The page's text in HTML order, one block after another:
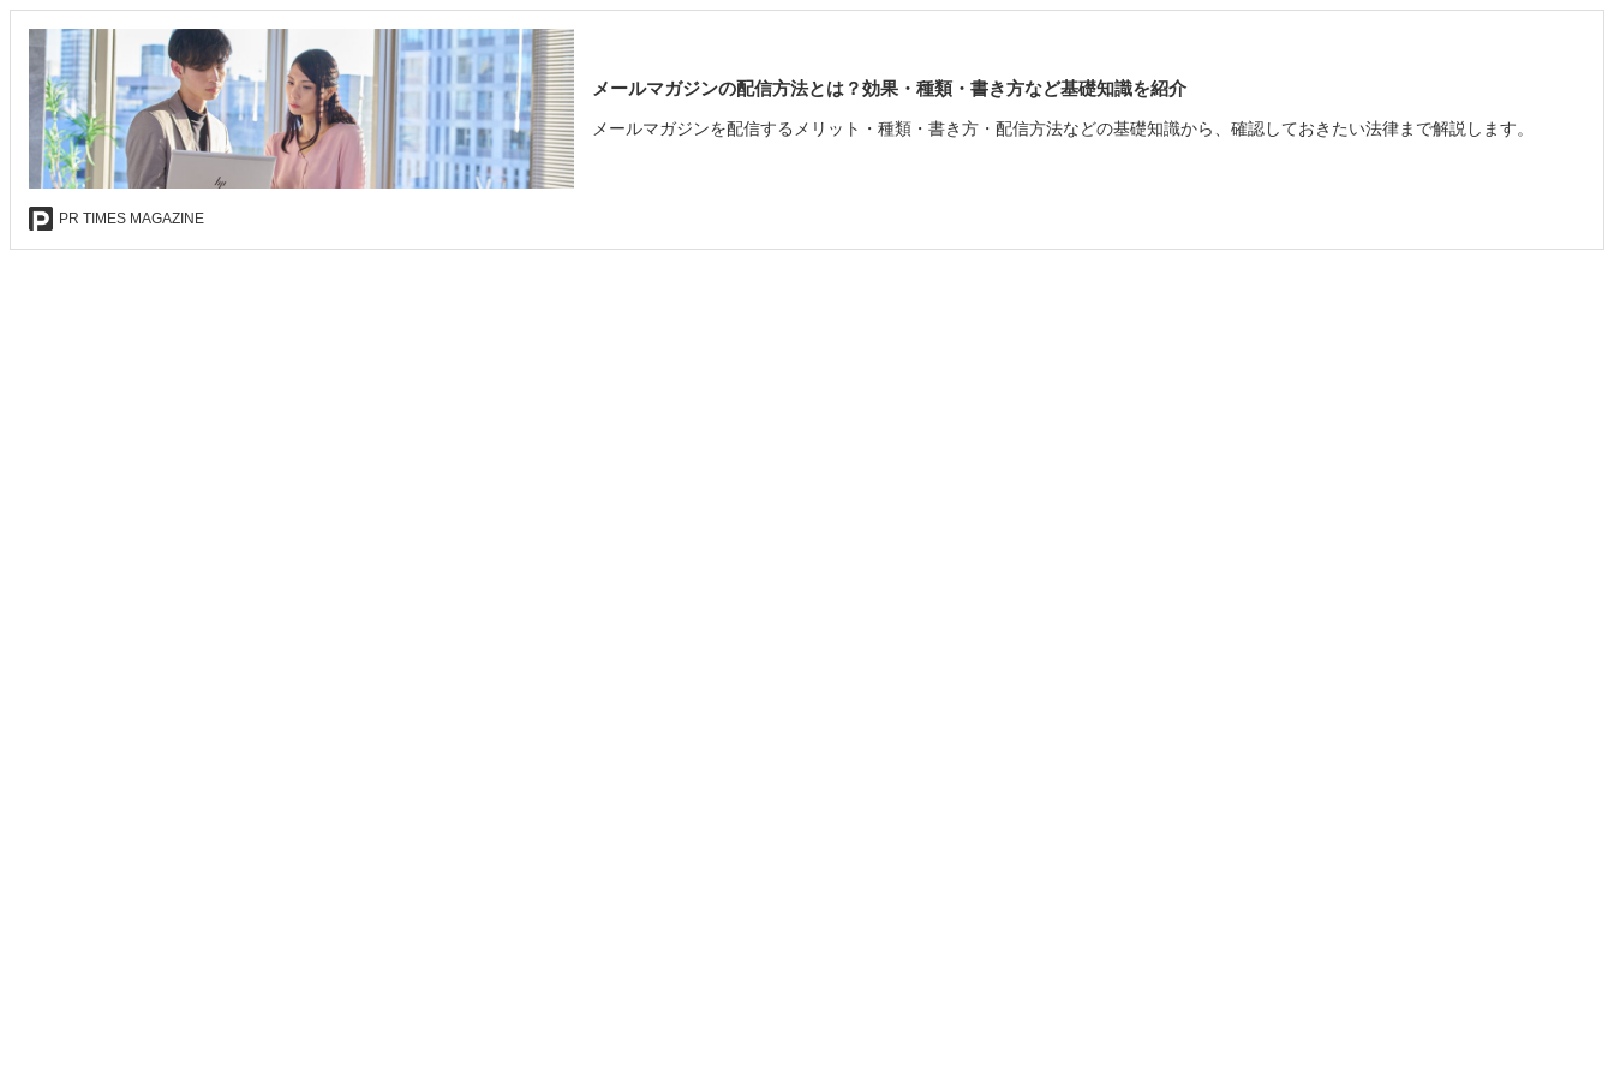
メールマガジンの配信方法とは？効果・種類・書き方など基礎知識を紹介
メールマガジンを配信するメリット・種類・書き方・配信方法などの基礎知識から、確認しておきたい法律まで解説します。
PR TIMES MAGAZINE